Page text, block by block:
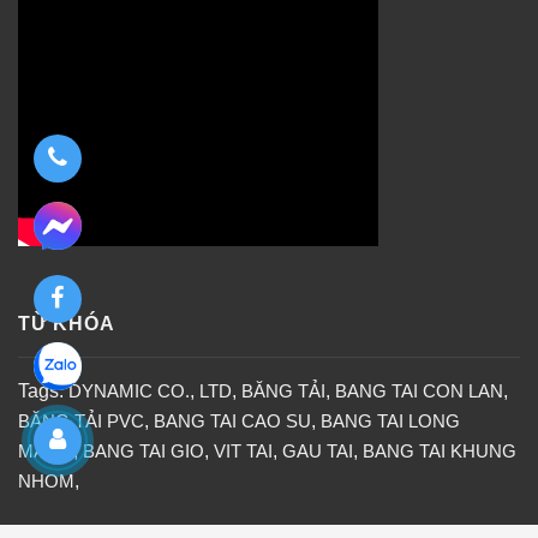
TỪ KHÓA
Tags:DYNAMIC CO., LTD, BĂNG TẢI, BANG TAI CON LAN,
BĂNG TẢI PVC, BANG TAI CAO SU, BANG TAI LONG
MANG ,BANG TAI GIO, VIT TAI, GAU TAI, BANG TAI KHUNG
NHOM,